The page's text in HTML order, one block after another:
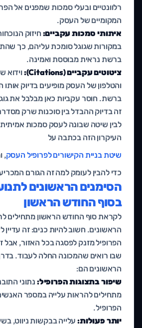
רלוונטיים ובעלי סמכות שמפנים אל
המקומיים של העסק.
איתותי סמכות עקביים:חיזוק
במקורות שגוגל סומכת עליהם, כך
ברשת נראית מבוססת ואמינה.
ציטוטים עקביים (Citations):
והטלפון של העסק מופיעים בדיוק
ברשת. חוסר עקביות כאן מבלבל את
זה בדיוק ההבדל בין סוכנות שרק
לבין שיטה שבונה לעסק סמכות
העיקרון הזה בכתבה על
שיטת בניית הקישורים לפרופיל העסק,
כדי להבין לעומק למה זה הגורם
הסימנים הראשונים
בסוף החודש הראשון
לקראת סוף החודש הראשון מתחילים
הראשונים. חשוב להיות כנים: זה עדיין
הפרופיל מזנק לפסגה בכל האזור,
שבו רואים שהמכונה החלה לעבוד.
הראשונים הם:
שיפור בתצוגות הפרופיל: נתוני
מתחילים להראות עלייה במספר
הפרופיל.
יותר פעולות:עלייה בבקשות ניווט,